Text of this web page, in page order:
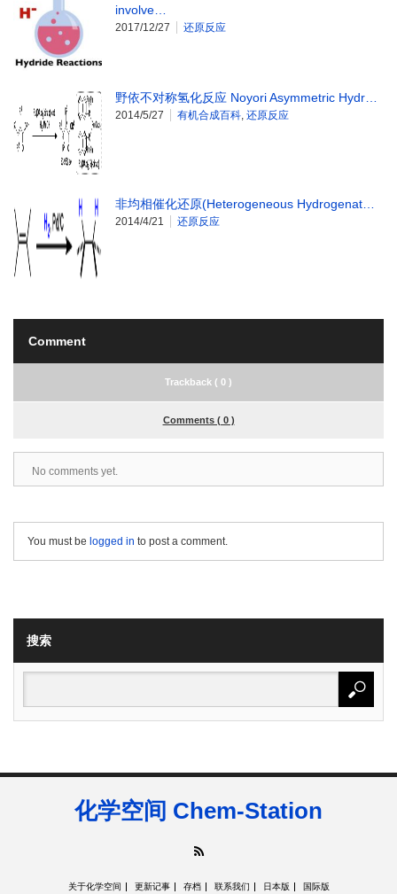
involve…
2017/12/27 还原反应
野依不对称氢化反应 Noyori Asymmetric Hydr…
2014/5/27 有机合成百科, 还原反应
非均相催化还原(Heterogeneous Hydrogenat…
2014/4/21 还原反应
Comment
Trackback ( 0 )
Comments ( 0 )
No comments yet.
You must be logged in to post a comment.
搜索
化学空间 Chem-Station
关于化学空间 更新记事 存档 联系我们 日本版 国际版